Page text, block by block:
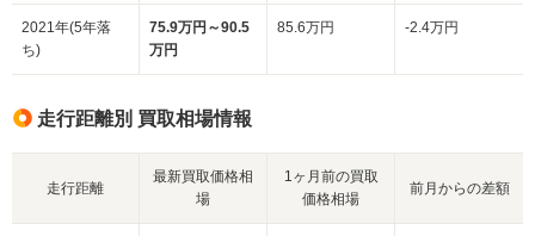
2021年(5年落
ち)
75.9万円～90.5
万円
85.6万円 -2.4万円
走行距離別 買取相場情報
走行距離
最新買取価格相
場
1ヶ月前の買取
価格相場
前月からの差額